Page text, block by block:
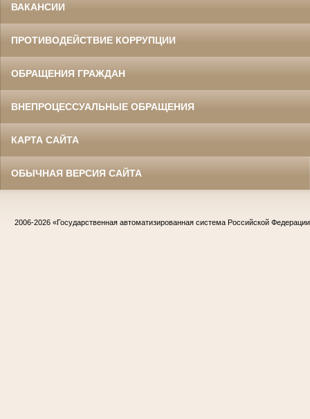
ВАКАНСИИ
ПРОТИВОДЕЙСТВИЕ КОРРУПЦИИ
ОБРАЩЕНИЯ ГРАЖДАН
ВНЕПРОЦЕССУАЛЬНЫЕ ОБРАЩЕНИЯ
КАРТА САЙТА
ОБЫЧНАЯ ВЕРСИЯ САЙТА
2006-2026 «Государственная автоматизированная система Российской